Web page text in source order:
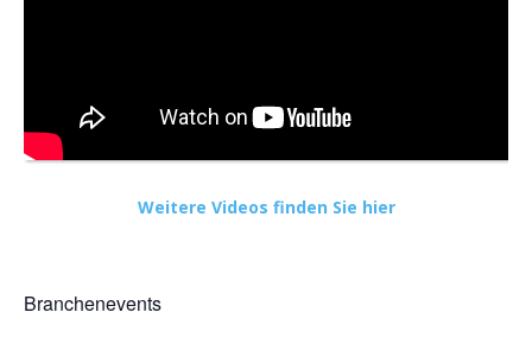
Weitere Videos finden Sie hier
Branchenevents